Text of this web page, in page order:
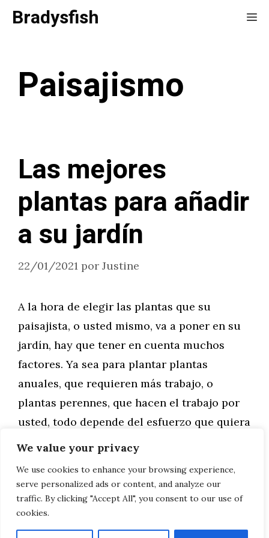
We value your privacy
We use cookies to enhance your browsing experience,
serve personalized ads or content, and analyze our
traffic. By clicking "Accept All", you consent to our use of
cookies.
SaltarBradysfish
Paisajismo
Las mejores
plantas para añadir
a su jardín
22/01/2021 por Justine
A la hora de elegir las plantas que su
paisajista, o usted mismo, va a poner en su
jardín, hay que tener en cuenta muchos
factores. Ya sea para plantar plantas
anuales, que requieren más trabajo, o
plantas perennes, que hacen el trabajo por
usted, todo depende del esfuerzo que quiera
hacer. Sigue leyendo para …
Leer más